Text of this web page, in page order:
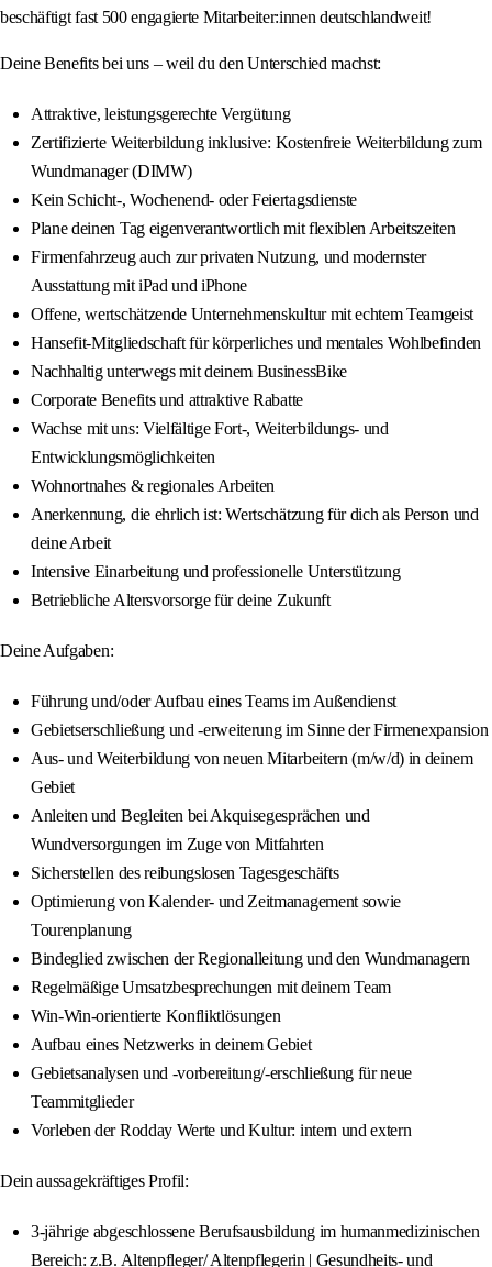
beschäftigt fast 500 engagierte Mitarbeiter:innen deutschlandweit!
Deine Benefits bei uns – weil du den Unterschied machst:
Attraktive, leistungsgerechte Vergütung
Zertifizierte Weiterbildung inklusive: Kostenfreie Weiterbildung zum
Wundmanager (DIMW)
Kein Schicht-, Wochenend- oder Feiertagsdienste
Plane deinen Tag eigenverantwortlich mit flexiblen Arbeitszeiten
Firmenfahrzeug auch zur privaten Nutzung, und modernster
Ausstattung mit iPad und iPhone
Offene, wertschätzende Unternehmenskultur mit echtem Teamgeist
Hansefit-Mitgliedschaft für körperliches und mentales Wohlbefinden
Nachhaltig unterwegs mit deinem BusinessBike
Corporate Benefits und attraktive Rabatte
Wachse mit uns: Vielfältige Fort-, Weiterbildungs- und
Entwicklungsmöglichkeiten
Wohnortnahes & regionales Arbeiten
Anerkennung, die ehrlich ist: Wertschätzung für dich als Person und
deine Arbeit
Intensive Einarbeitung und professionelle Unterstützung
Betriebliche Altersvorsorge für deine Zukunft
Deine Aufgaben:
Führung und/oder Aufbau eines Teams im Außendienst
Gebietserschließung und -erweiterung im Sinne der Firmenexpansion
Aus- und Weiterbildung von neuen Mitarbeitern (m/w/d) in deinem
Gebiet
Anleiten und Begleiten bei Akquisegesprächen und
Wundversorgungen im Zuge von Mitfahrten
Sicherstellen des reibungslosen Tagesgeschäfts
Optimierung von Kalender- und Zeitmanagement sowie
Tourenplanung
Bindeglied zwischen der Regionalleitung und den Wundmanagern
Regelmäßige Umsatzbesprechungen mit deinem Team
Win-Win-orientierte Konfliktlösungen
Aufbau eines Netzwerks in deinem Gebiet
Gebietsanalysen und -vorbereitung/-erschließung für neue
Teammitglieder
Vorleben der Rodday Werte und Kultur: intern und extern
Dein aussagekräftiges Profil:
3-jährige abgeschlossene Berufsausbildung im humanmedizinischen
Bereich: z.B. Altenpfleger/ Altenpflegerin | Gesundheits- und